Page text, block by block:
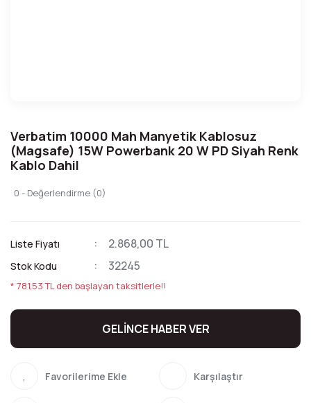
Verbatim 10000 Mah Manyetik Kablosuz
(Magsafe) 15W Powerbank 20 W PD Siyah Renk
Kablo Dahil
0 - Değerlendirme (0)
Liste Fiyatı 2.868,00 TL
Stok Kodu 32245
* 781,53 TL den başlayan taksitlerle!!
GELİNCE HABER VER
Karşılaştır